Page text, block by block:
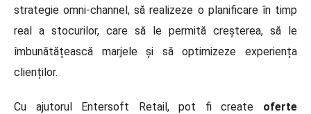
strategie omni-channel, să realizeze o planificare în timp
real a stocurilor, care să le permită creșterea, să le
îmbunătățească marjele și să optimizeze experiența
clienților.
Cu ajutorul Entersoft Retail, pot fi create oferte